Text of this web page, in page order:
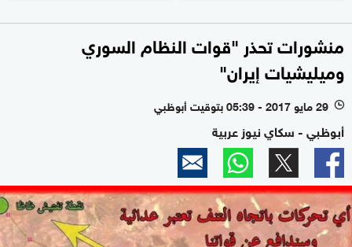
منشورات تحذر "قوات النظام السوري
وميليشيات إيران"
l 29 مايو 2017 - 05:39 بتوقيت أبوظبي
أبوظبي - سكاي نيوز عربية